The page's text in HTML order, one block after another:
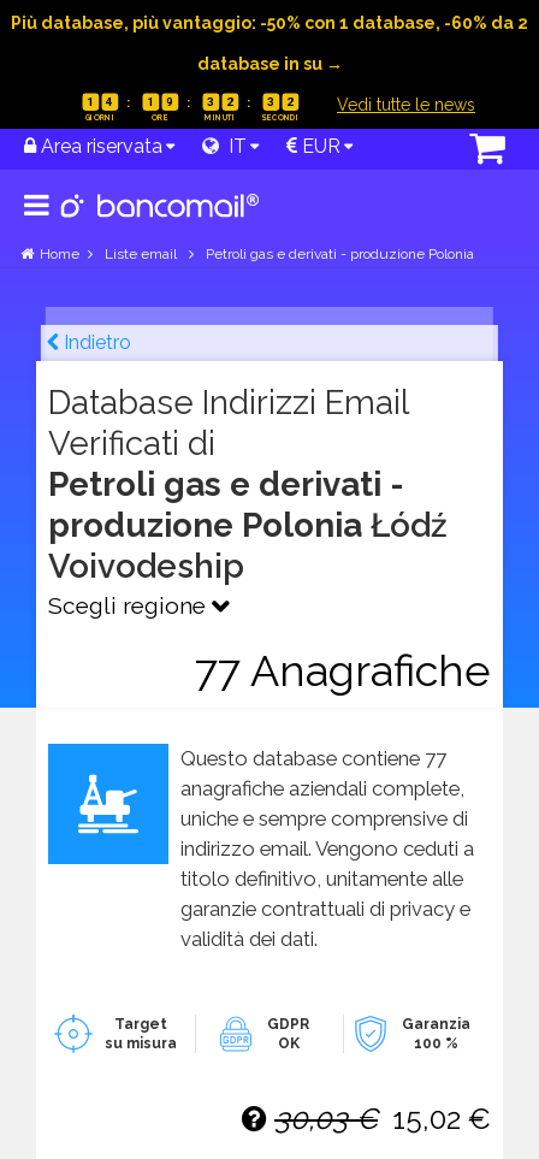
Più database, più vantaggio: -50% con 1 database, -60% da 2
database in su →
1 4 1 9 3 2 3 1 Vedi tutte le news
Area riservata IT EUR
Home Liste email Petroli gas e derivati - produzione Polonia
Indietro
Database Indirizzi Email
Verificati di
Petroli gas e derivati -
produzione Polonia Łódź
Voivodeship
Scegli regione
77 Anagrafiche
Questo database contiene 77
anagrafiche aziendali complete,
uniche e sempre comprensive di
indirizzo email. Vengono ceduti a
titolo definitivo, unitamente alle
garanzie contrattuali di privacy e
validità dei dati.
Target
su misura
GDPR
OK
Garanzia
100 %
30,03 € 15,02 €